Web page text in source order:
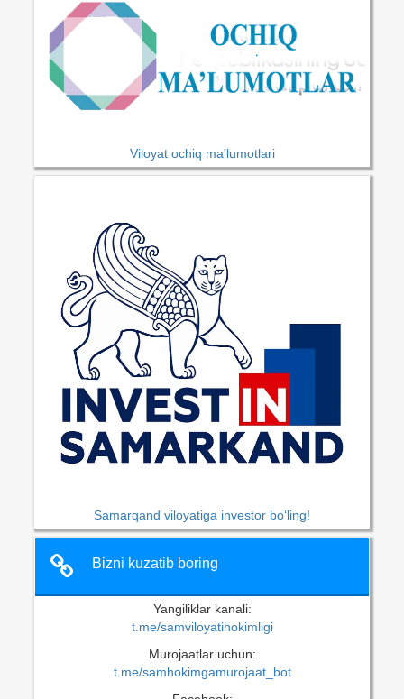
Viloyat ochiq ma'lumotlari
Samarqand viloyatiga investor bo‘ling!
Bizni kuzatib boring
Yangiliklar kanali:
t.me/samviloyatihokimligi
Murojaatlar uchun:
t.me/samhokimgamurojaat_bot